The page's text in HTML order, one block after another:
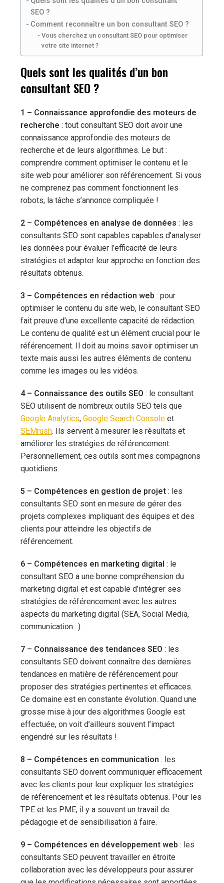
SEO ?
Comment reconnaître un bon consultant SEO ?
Vous cherchez un consultant SEO pour optimiser
votre site internet ?
Quels sont les qualités d’un bon
consultant SEO ?
1 – Connaissance approfondie des moteurs de
recherche : tout consultant SEO doit avoir une
connaissance approfondie des moteurs de
recherche et de leurs algorithmes. Le but :
comprendre comment optimiser le contenu et le
site web pour améliorer son référencement. Si vous
ne comprenez pas comment fonctionnent les
robots, la tâche s’annonce compliquée !
2 – Compétences en analyse de données : les
consultants SEO sont capables capables d’analyser
les données pour évaluer l’efficacité de leurs
stratégies et adapter leur approche en fonction des
résultats obtenus.
3 – Compétences en rédaction web : pour
optimiser le contenu du site web, le consultant SEO
fait preuve d’une excellente capacité de rédaction.
Le contenu de qualité est un élément crucial pour le
référencement. Il doit au moins savoir optimiser un
texte mais aussi les autres éléments de contenu
comme les images ou les vidéos.
4 – Connaissance des outils SEO : le consultant
SEO utilisent de nombreux outils SEO tels que
Google Analytics,Google Search Console et
SEMrush. Ils servent à mesurer les résultats et
améliorer les stratégies de référencement.
Personnellement, ces outils sont mes compagnons
quotidiens.
5 – Compétences en gestion de projet : les
consultants SEO sont en mesure de gérer des
projets complexes impliquant des équipes et des
clients pour atteindre les objectifs de
référencement.
6 – Compétences en marketing digital : le
consultant SEO a une bonne compréhension du
marketing digital et est capable d’intégrer ses
stratégies de référencement avec les autres
aspects du marketing digital (SEA, Social Media,
communication…).
7 – Connaissance des tendances SEO : les
consultants SEO doivent connaître des dernières
tendances en matière de référencement pour
proposer des stratégies pertinentes et efficaces.
Ce domaine est en constante évolution. Quand une
grosse mise à jour des algorithmes Google est
effectuée, on voit d’ailleurs souvent l’impact
engendré sur les résultats !
8 – Compétences en communication : les
consultants SEO doivent communiquer efficacement
avec les clients pour leur expliquer les stratégies
de référencement et les résultats obtenus. Pour les
TPE et les PME, il y a souvent un travail de
pédagogie et de sensibilisation à faire.
9 – Compétences en développement web : les
consultants SEO peuvent travailler en étroite
collaboration avec les développeurs pour assurer